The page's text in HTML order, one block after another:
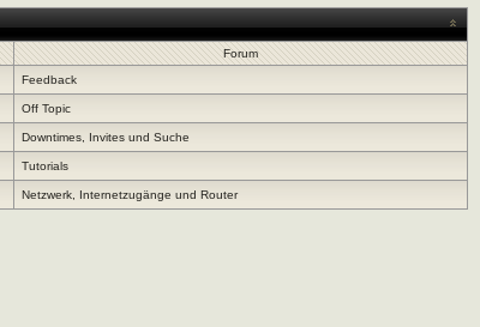
Forum
Feedback
Off Topic
Downtimes, Invites und Suche
Tutorials
Netzwerk, Internetzugänge und Router